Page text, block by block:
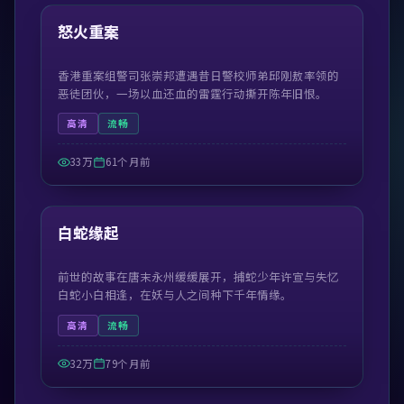
热门
怒火重案
香港重案组警司张崇邦遭遇昔日警校师弟邱刚敖率领的
恶徒团伙，一场以血还血的雷霆行动撕开陈年旧恨。
高清 流畅
33万 61个月前
热门
52:03
白蛇缘起
前世的故事在唐末永州缓缓展开，捕蛇少年许宣与失忆
白蛇小白相逢，在妖与人之间种下千年情缘。
高清 流畅
32万
79个月前
45:09